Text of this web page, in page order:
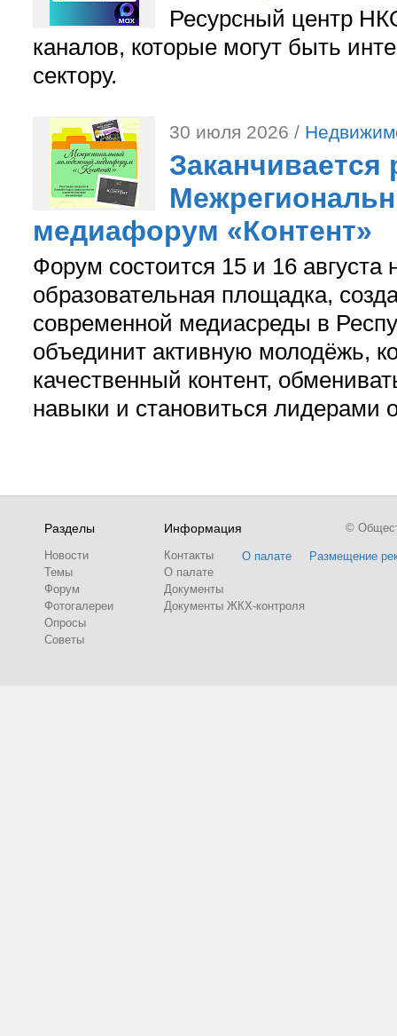
Ресурсный центр
каналов, которые могут быть
сектору.
30 июля 2026 /
Заканчивается
медиафорум «Контент»
Форум состоится 15 и 16
образовательная площадка,
современной медиасреды в
объединит активную молодёжь,
качественный контент,
навыки и становиться лидерами
Разделы
Новости
Темы
Форум
Фотогалереи
Опросы
Советы
Информация
Контакты
О палате
Документы
Документы ЖКХ-контроля
О палате Размещение
©